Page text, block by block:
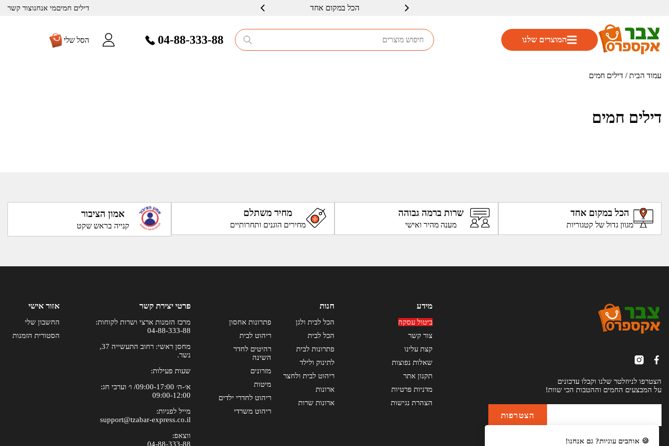
דילים חמיםמי אנחנוצור קשר הכל במקום אחד
04-88-333-88 הסל שלי המוצרים שלנו
עמוד הבית/ דילים חמים
דילים חמים
הכל במקום אחד
מגוון גדול של קטגוריות
שרות ברמה גבוהה
מענה מהיר ואישי
מחיר משתלם
מחירים הוגנים ותחרותיים
אמון הציבור
קנייה בראש שקט
הצטרפו לניוזלטר שלנו וקבלו עדכונים
על המבצעים החמים וההטבות הכי שוות!
מידע
ביטול עסקה
צור קשר
קצת עלינו
שאלות נפוצות
תקנון אתר
מדניות פרטיות
הצהרת נגישות
חנות
הכל לבית ולגן
הכל לבית
פתרונות לבית
לתינוק ולילד
ריהוט לבית ולחצר
ארונות
ארונות שרות
פתרונות אחסון
ריהוט לבית
רהיטים לחדר
השינה
מזרונים
מיטות
ריהוט לחדרי ילדים
ריהוט משרדי
פרטי יצירת קשר
מרכז הזמנות ארצי ושרות לקוחות:
04-88-333-88
מחסן ראשי: רחוב התעשייה 37,
נשר.
שעות פעילות:
א׳-ה׳ 09:00-17:00/ ו׳ וערבי חג:
09:00-12:00
מייל לפניות:
support@tzabar-express.co.il
ווצאפ:
04-88-333-88
אזור אישי
החשבון שלי
הסטורית הזמנות
🍪 אוהבים עוגיות? גם אנחנו!